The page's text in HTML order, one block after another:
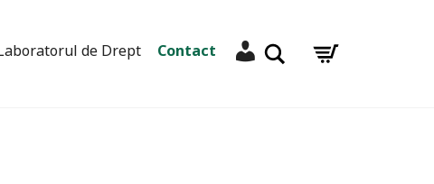
de Drept Contact Contul meuCaută